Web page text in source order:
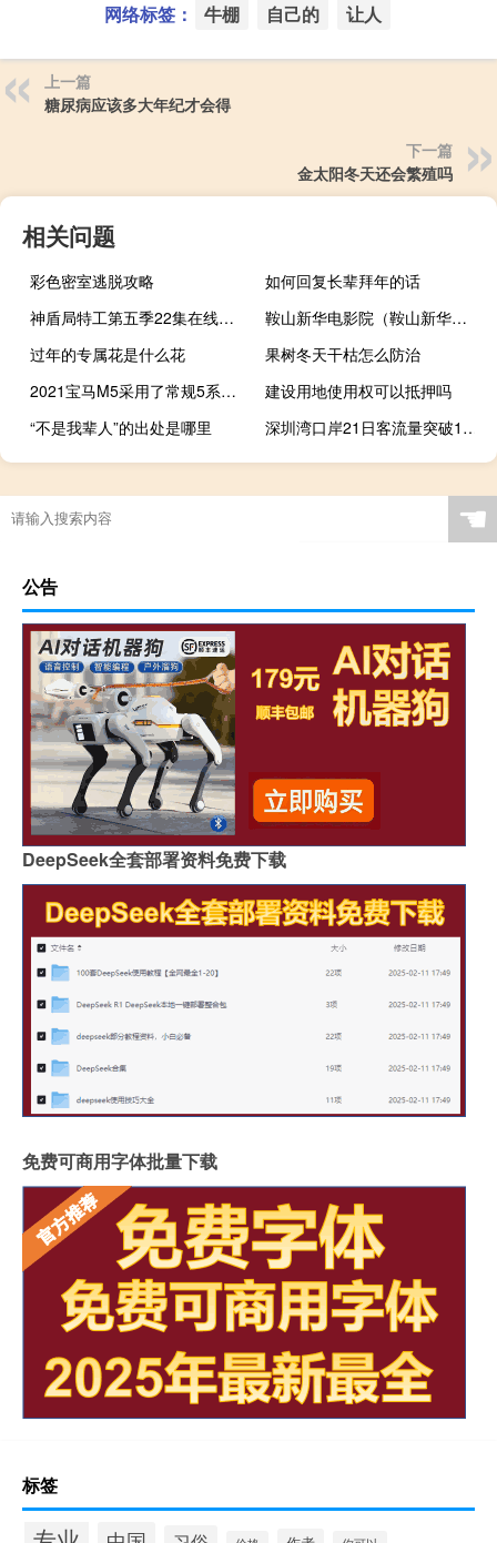
网络标签： 牛棚 自己的 让人
上一篇
糖尿病应该多大年纪才会得
下一篇
金太阳冬天还会繁殖吗
相关问题
彩色密室逃脱攻略
如何回复长辈拜年的话
神盾局特工第五季22集在线观看（神盾局特工第五季百度云）
鞍山新华电影院（鞍山新华电影院）
过年的专属花是什么花
果树冬天干枯怎么防治
2021宝马M5采用了常规5系的款式和技术更新
建设用地使用权可以抵押吗
“不是我辈人”的出处是哪里
深圳湾口岸21日客流量突破13万人次
☚
公告
DeepSeek全套部署资料免费下载
免费可商用字体批量下载
标签